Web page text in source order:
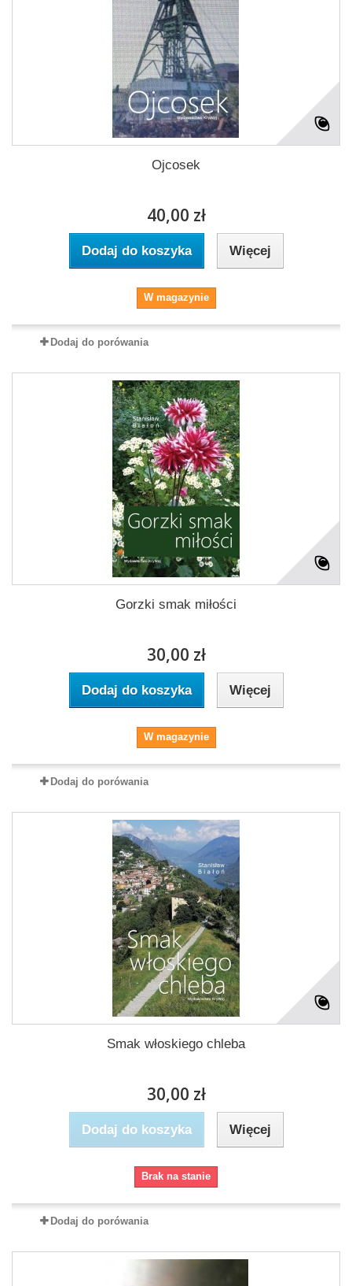
Ojcosek
40,00 zł
Dodaj do koszyka Więcej
W magazynie
Dodaj do porówania
Gorzki smak miłości
30,00 zł
Dodaj do koszyka Więcej
W magazynie
Dodaj do porówania
Smak włoskiego chleba
30,00 zł
Dodaj do koszyka Więcej
Brak na stanie
Dodaj do porówania